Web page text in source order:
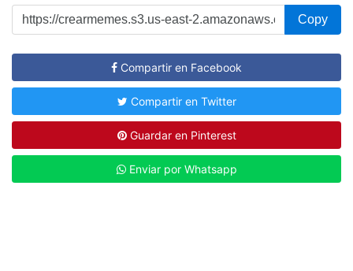
Copy
Compartir en Facebook
Compartir en Twitter
Guardar en Pinterest
Enviar por Whatsapp